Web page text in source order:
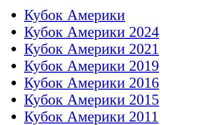
Кубок Америки
Кубок Америки 2024
Кубок Америки 2021
Кубок Америки 2019
Кубок Америки 2016
Кубок Америки 2015
Кубок Америки 2011